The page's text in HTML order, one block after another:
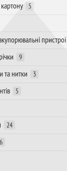
5
пристрої
9
та нитки 3
5
24
6